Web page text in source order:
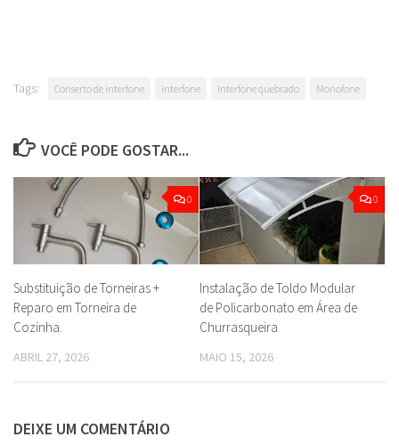
Tags: Conserto de interfone interfone Interfone quebrado Monofone
VOCÊ PODE GOSTAR...
0
Substituição de Torneiras +
Reparo em Torneira de
Cozinha.
ABRIL 27, 2026
0
Instalação de Toldo Modular
de Policarbonato em Área de
Churrasqueira
MAIO 15, 2026
DEIXE UM COMENTÁRIO